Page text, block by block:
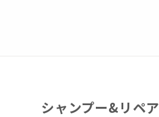
シャンプー&リペア